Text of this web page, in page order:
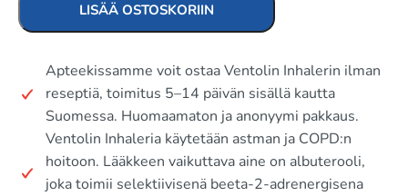
LISÄÄ OSTOSKORIIN
Apteekissamme voit ostaa Ventolin Inhalerin ilman
reseptiä, toimitus 5–14 päivän sisällä kautta
Suomessa. Huomaamaton ja anonyymi pakkaus.
Ventolin Inhaleria käytetään astman ja COPD:n
hoitoon. Lääkkeen vaikuttava aine on albuterooli,
joka toimii selektiivisenä beeta-2-adrenergisena